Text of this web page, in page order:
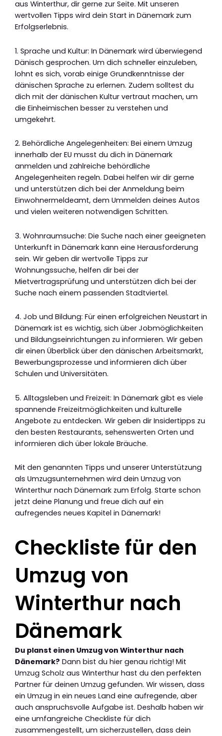
aus Winterthur, dir gerne zur Seite. Mit unseren
wertvollen Tipps wird dein Start in Dänemark zum
Erfolgserlebnis.
1. Sprache und Kultur: In Dänemark wird überwiegend
Dänisch gesprochen. Um dich schneller einzuleben,
lohnt es sich, vorab einige Grundkenntnisse der
dänischen Sprache zu erlernen. Zudem solltest du
dich mit der dänischen Kultur vertraut machen, um
die Einheimischen besser zu verstehen und
umgekehrt.
2. Behördliche Angelegenheiten: Bei einem Umzug
innerhalb der EU musst du dich in Dänemark
anmelden und zahlreiche behördliche
Angelegenheiten regeln. Dabei helfen wir dir gerne
und unterstützen dich bei der Anmeldung beim
Einwohnermeldeamt, dem Ummelden deines Autos
und vielen weiteren notwendigen Schritten.
3. Wohnraumsuche: Die Suche nach einer geeigneten
Unterkunft in Dänemark kann eine Herausforderung
sein. Wir geben dir wertvolle Tipps zur
Wohnungssuche, helfen dir bei der
Mietvertragsprüfung und unterstützen dich bei der
Suche nach einem passenden Stadtviertel.
4. Job und Bildung: Für einen erfolgreichen Neustart in
Dänemark ist es wichtig, sich über Jobmöglichkeiten
und Bildungseinrichtungen zu informieren. Wir geben
dir einen Überblick über den dänischen Arbeitsmarkt,
Bewerbungsprozesse und informieren dich über
Schulen und Universitäten.
5. Alltagsleben und Freizeit: In Dänemark gibt es viele
spannende Freizeitmöglichkeiten und kulturelle
Angebote zu entdecken. Wir geben dir Insidertipps zu
den besten Restaurants, sehenswerten Orten und
informieren dich über lokale Bräuche.
Mit den genannten Tipps und unserer Unterstützung
als Umzugsunternehmen wird dein Umzug von
Winterthur nach Dänemark zum Erfolg. Starte schon
jetzt deine Planung und freue dich auf ein
aufregendes neues Kapitel in Dänemark!
Checkliste für den
Umzug von
Winterthur nach
Dänemark
Du planst einen Umzug von Winterthur nach
Dänemark? Dann bist du hier genau richtig! Mit
Umzug Scholz aus Winterthur hast du den perfekten
Partner für deinen Umzug gefunden. Wir wissen, dass
ein Umzug in ein neues Land eine aufregende, aber
auch anspruchsvolle Aufgabe ist. Deshalb haben wir
eine umfangreiche Checkliste für dich
zusammengestellt, um sicherzustellen, dass dein